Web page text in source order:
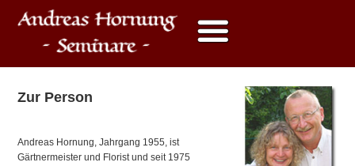
Zur Person
Andreas Hornung, Jahrgang 1955, ist
Gärtnermeister und Florist und seit 1975